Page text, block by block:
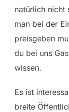
natürlich nicht
man bei der
preisgeben
du bei uns
wissen.
Es ist
breite